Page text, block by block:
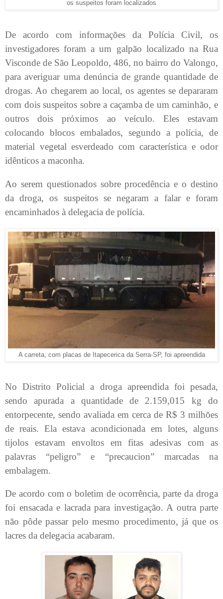
os suspeitos foram localizados
De acordo com informações da Polícia Civil, os
investigadores foram a um galpão localizado na Rua
Visconde de São Leopoldo, 486, no bairro do Valongo,
para averiguar uma denúncia de grande quantidade de
drogas. Ao chegarem ao local, os agentes se depararam
com dois suspeitos sobre a caçamba de um caminhão, e
outros dois próximos ao veículo. Eles estavam
colocando blocos embalados, segundo a polícia, de
material vegetal esverdeado com característica e odor
idênticos a maconha.
Ao serem questionados sobre procedência e o destino
da droga, os suspeitos se negaram a falar e foram
encaminhados à delegacia de polícia.
A carreta, com placas de Itapecerica da Serra-SP, foi apreendida
No Distrito Policial a droga apreendida foi pesada,
sendo apurada a quantidade de 2.159,015 kg do
entorpecente, sendo avaliada em cerca de R$ 3 milhões
de reais. Ela estava acondicionada em lotes, alguns
tijolos estavam envoltos em fitas adesivas com as
palavras “peligro” e “precaucion” marcadas na
embalagem.
De acordo com o boletim de ocorrência, parte da droga
foi ensacada e lacrada para investigação. A outra parte
não pôde passar pelo mesmo procedimento, já que os
lacres da delegacia acabaram.